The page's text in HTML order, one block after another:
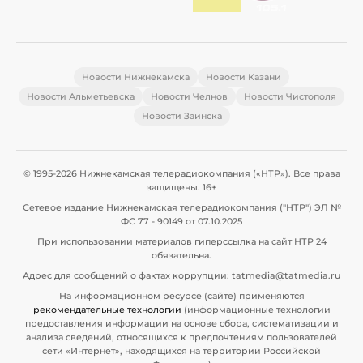
Новости Нижнекамска
Новости Казани
Новости Альметьевска
Новости Челнов
Новости Чистополя
Новости Заинска
© 1995-2026 Нижнекамская телерадиокомпания («НТР»). Все права
защищены. 16+
Сетевое издание Нижнекамская телерадиокомпания ("НТР") ЭЛ №
ФС 77 - 90149 от 07.10.2025
При использовании материалов гиперссылка на сайт НТР 24
обязательна.
Адрес для сообщений о фактах коррупции: tatmedia@tatmedia.ru
На информационном ресурсе (сайте) применяются
рекомендательные технологии (информационные технологии
предоставления информации на основе сбора, систематизации и
анализа сведений, относящихся к предпочтениям пользователей
сети «Интернет», находящихся на территории Российской